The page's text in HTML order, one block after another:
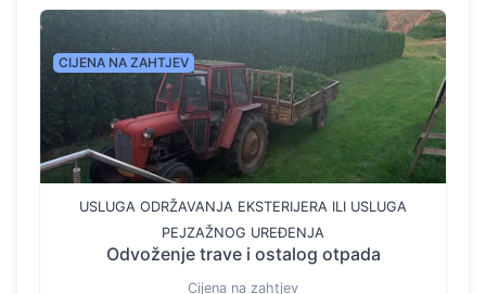
CIJENA NA ZAHTJEV
USLUGA ODRŽAVANJA EKSTERIJERA ILI USLUGA
PEJZAŽNOG UREĐENJA
Odvoženje trave i ostalog otpada
Cijena na zahtjev